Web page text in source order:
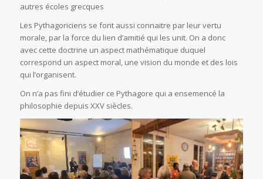
autres écoles grecques
Les Pythagoriciens se font aussi connaitre par leur vertu
morale, par la force du lien d’amitié qui les unit. On a donc
avec cette doctrine un aspect mathématique duquel
correspond un aspect moral, une vision du monde et des lois
qui l’organisent.
On n’a pas fini d’étudier ce Pythagore qui a ensemencé la
philosophie depuis XXV siècles.